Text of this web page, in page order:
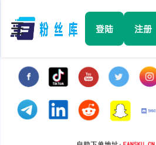
☰ 登陆 注册